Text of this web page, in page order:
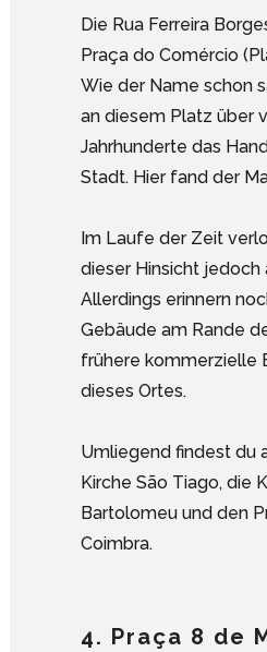
Die Rua Ferreira
Praça do Comércio
Wie der Name schon
an diesem Platz über
Jahrhunderte das
Stadt. Hier fand der
Im Laufe der Zeit
dieser Hinsicht jedoch
Allerdings erinnern
Gebäude am Rande
frühere kommerzielle
dieses Ortes.
Umliegend findest du
Kirche São Tiago, die
Bartolomeu und den
Coimbra.
4. Praça 8 de